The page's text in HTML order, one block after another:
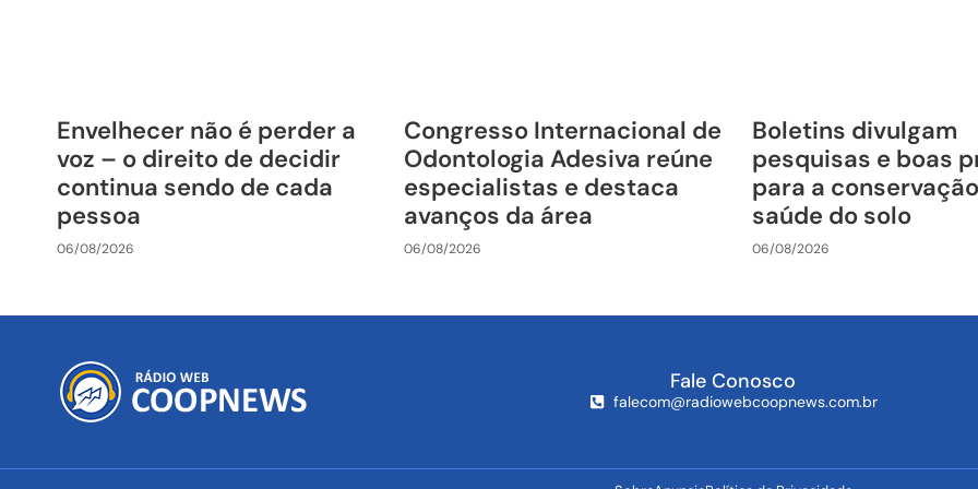
Envelhecer não é perder a
voz – o direito de decidir
continua sendo de cada
pessoa
06/08/2026
Congresso Internacional de
Odontologia Adesiva reúne
especialistas e destaca
avanços da área
06/08/2026
Boletins divulgam
pesquisas e boas
para a
saúde do solo
06/08/2026
Fale Conosco
falecom@radiowebcoopnews.com.br